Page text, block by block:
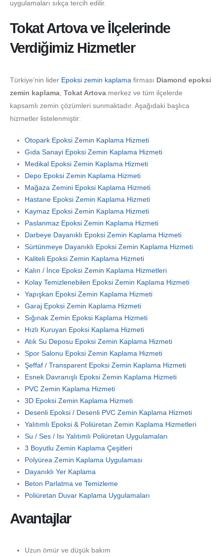
uygulamaları sıkça tercih edilir.
Tokat Artova ve İlçelerinde
Verdiğimiz Hizmetler
Türkiye’nin lider Epoksi zemin kaplama firması Diamond epoksi
zemin kaplama, Tokat Artova merkez ve tüm ilçelerde
kapsamlı zemin çözümleri sunmaktadır. Aşağıdaki başlıca
hizmetler listelenmiştir:
Otopark Epoksi Zemin Kaplama Hizmeti
Gıda Sanayi Epoksi Zemin Kaplama Hizmeti
Medikal Epoksi Zemin Kaplama Hizmeti
Depo Epoksi Zemin Kaplama Hizmeti
Mağaza Zemini Epoksi Kaplama Hizmeti
Hastane Epoksi Zemin Kaplama Hizmeti
Kaymaz Epoksi Zemin Kaplama Hizmeti
Paslanmaz Epoksi Zemin Kaplama Hizmeti
Darbeye Dayanıklı Epoksi Zemin Kaplama Hizmeti
Sürtünmeye Dayanıklı Epoksi Zemin Kaplama Hizmeti
Kaliteli Epoksi Zemin Kaplama Hizmeti
Kalın / İnce Epoksi Zemin Kaplama Hizmetleri
Kolay Temizlenebilen Epoksi Zemin Kaplama Hizmeti
Yapışkan Epoksi Zemin Kaplama Hizmeti
Garaj Epoksi Zemin Kaplama Hizmeti
Sığınak Zemin Epoksi Kaplama Hizmeti
Hızlı Kuruyan Epoksi Kaplama Hizmeti
Atık Su Deposu Epoksi Zemin Kaplama Hizmeti
Spor Salonu Epoksi Zemin Kaplama Hizmeti
Şeffaf / Transparent Epoksi Zemin Kaplama Hizmeti
Esnek Davranışlı Epoksi Zemin Kaplama Hizmeti
PVC Zemin Kaplama Hizmeti
3D Epoksi Zemin Kaplama Hizmeti
Desenli Epoksi / Desenli PVC Zemin Kaplama Hizmeti
Yalıtımlı Epoksi & Poliüretan Zemin Kaplama Hizmetleri
Su / Ses / Isı Yalıtımlı Poliüretan Uygulamaları
3 Boyutlu Zemin Kaplama Çeşitleri
Polyürea Zemin Kaplama Uygulaması
Dayanıklı Yer Kaplama
Beton Parlatma ve Temizleme
Poliüretan Duvar Kaplama Uygulamaları
Avantajlar
Uzun ömür ve düşük bakım